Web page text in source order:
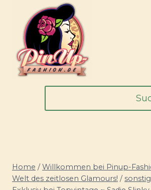
springen
Home / Willkommen bei Pinup-
Welt des zeitlosen Glamours! /